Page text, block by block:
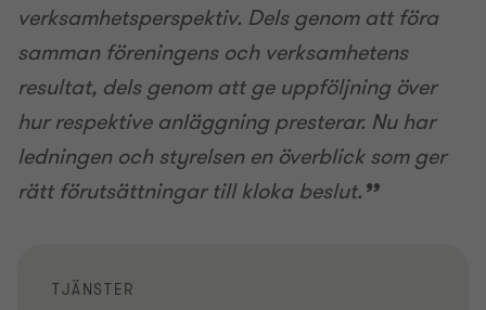
verksamhetsperspektiv. Dels genom att föra
samman föreningens och verksamhetens
resultat, dels genom att ge uppföljning över
hur respektive anläggning presterar. Nu har
ledningen och styrelsen en överblick som ger
rätt förutsättningar till kloka beslut.
TJÄNSTER